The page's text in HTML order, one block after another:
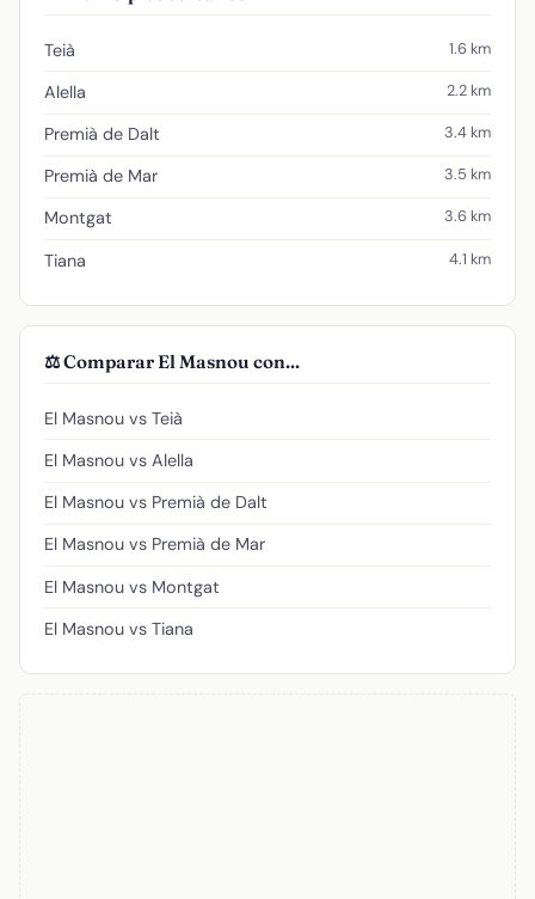
Teià 1.6 km
Alella 2.2 km
Premià de Dalt 3.4 km
Premià de Mar 3.5 km
Montgat 3.6 km
Tiana 4.1 km
⚖️ Comparar El Masnou con...
El Masnou vs Teià
El Masnou vs Alella
El Masnou vs Premià de Dalt
El Masnou vs Premià de Mar
El Masnou vs Montgat
El Masnou vs Tiana